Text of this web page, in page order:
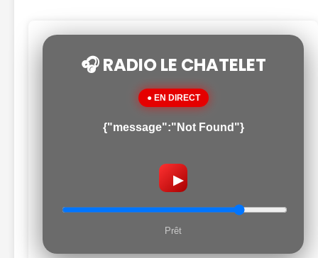
🎧 RADIO LE CHATELET
● EN DIRECT
{"message":"Not Found"}
▶
Prêt